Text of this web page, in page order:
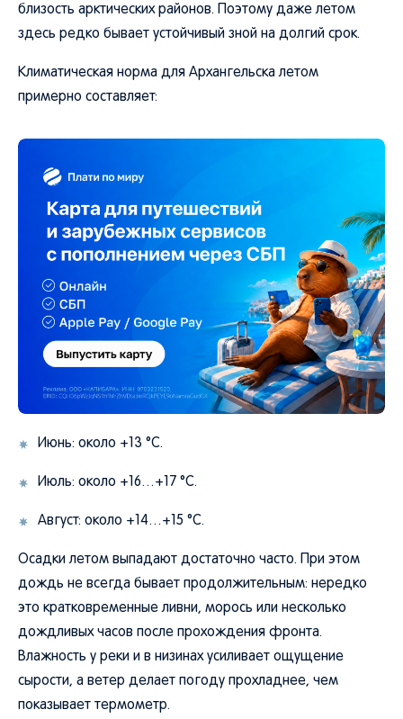
близость арктических районов. Поэтому даже летом
здесь редко бывает устойчивый зной на долгий срок.
Климатическая норма для Архангельска летом
примерно составляет:
Июнь: около +13 °C.
Июль: около +16…+17 °C.
Август: около +14…+15 °C.
Осадки летом выпадают достаточно часто. При этом
дождь не всегда бывает продолжительным: нередко
это кратковременные ливни, морось или несколько
дождливых часов после прохождения фронта.
Влажность у реки и в низинах усиливает ощущение
сырости, а ветер делает погоду прохладнее, чем
показывает термометр.